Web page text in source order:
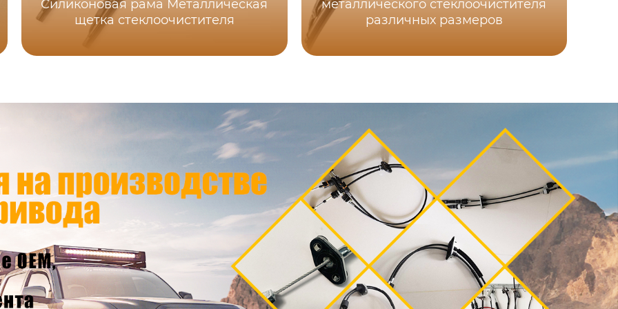
Силиконовая рама Металлическая
щетка стеклоочистителя
металлического стеклоочистителя
различных размеров